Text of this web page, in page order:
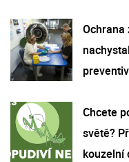
Ochrana
Chcete
světě?
kouzelní